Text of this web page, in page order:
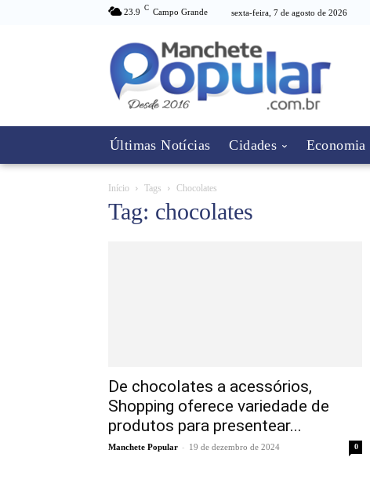
23.9 C Campo Grande sexta-feira, 7 de agosto de 2026
Últimas Notícias Cidades Economia
Início Tags Chocolates
Tag: chocolates
De chocolates a acessórios,
Shopping oferece variedade de
produtos para presentear...
Manchete Popular - 19 de dezembro de 2024 0